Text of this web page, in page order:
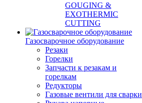
GOUGING &
EXOTHERMIC
CUTTING
Газосварочное оборудование
Резаки
Горелки
Запчасти к резакам и
горелкам
Редукторы
Газовые вентили для сварки